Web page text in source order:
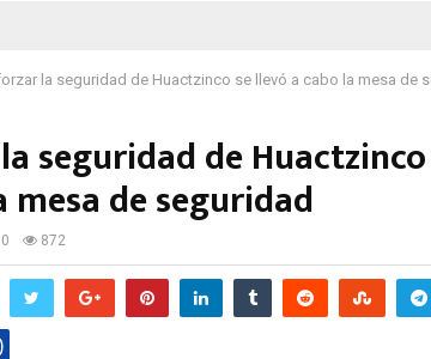
la seguridad de Huactzinco se llevó a cabo la mesa de
seguridad de
mesa de seguridad
0 872